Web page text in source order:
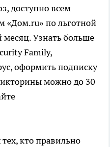
доступно всем
«Дом.ru» по льготной
месяц. Узнать больше
Family,
оформить подписку
можно до 30
кто правильно